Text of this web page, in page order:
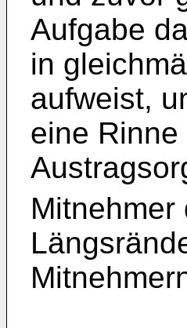
Aufgabe
in
aufweist,
eine